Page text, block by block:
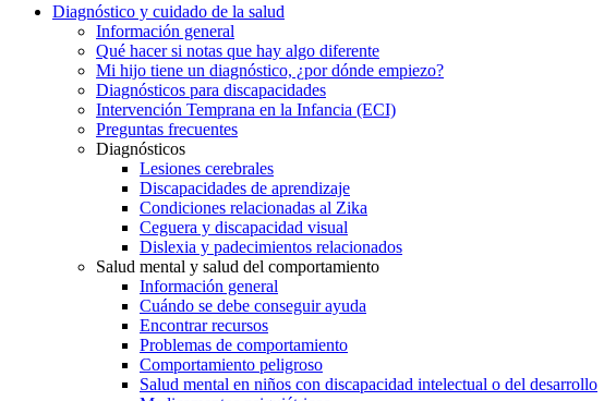
Diagnóstico y cuidado de la salud
Información general
Qué hacer si notas que hay algo diferente
Mi hijo tiene un diagnóstico, ¿por dónde empiezo?
Diagnósticos para discapacidades
Intervención Temprana en la Infancia (ECI)
Preguntas frecuentes
Diagnósticos
Lesiones cerebrales
Discapacidades de aprendizaje
Condiciones relacionadas al Zika
Ceguera y discapacidad visual
Dislexia y padecimientos relacionados
Salud mental y salud del comportamiento
Información general
Cuándo se debe conseguir ayuda
Encontrar recursos
Problemas de comportamiento
Comportamiento peligroso
Salud mental en niños con discapacidad intelectual o del desarrollo